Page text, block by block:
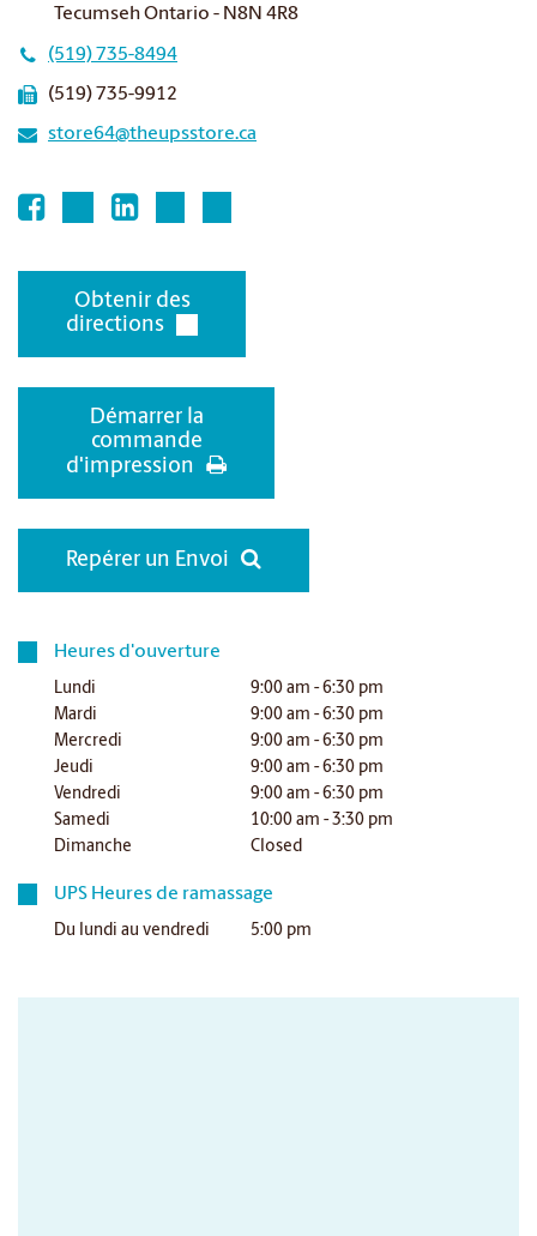
Tecumseh Ontario - N8N 4R8
(519) 735-8494
(519) 735-9912
store64@theupsstore.ca
Obtenir des
directions
Démarrer la
commande
d'impression
Repérer un Envoi
Heures d'ouverture
Lundi
9:00 am - 6:30 pm
Mardi
9:00 am - 6:30 pm
Mercredi
9:00 am - 6:30 pm
Jeudi
9:00 am - 6:30 pm
Vendredi
9:00 am - 6:30 pm
Samedi
10:00 am - 3:30 pm
Dimanche
Closed
UPS Heures de ramassage
Du lundi au vendredi 5:00 pm